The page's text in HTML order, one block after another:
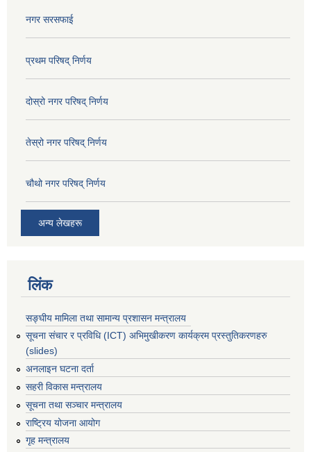
नगर सरसफाई
प्रथम परिषद् निर्णय
दोस्रो नगर परिषद् निर्णय
तेस्रो नगर परिषद् निर्णय
चौथो नगर परिषद् निर्णय
अन्य लेखहरू
लिंक
सङ्घीय मामिला तथा सामान्य प्रशासन मन्त्रालय
सूचना संचार र प्रविधि (ICT) अभिमुखीकरण कार्यक्रम प्रस्तुतिकरणहरु
(slides)
अनलाइन घटना दर्ता
सहरी विकास मन्त्रालय
सूचना तथा सञ्चार मन्त्रालय
राष्ट्रिय योजना आयोग
गृह मन्त्रालय